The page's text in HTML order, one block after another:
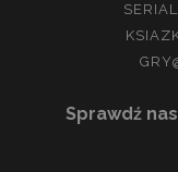
Sprawdź